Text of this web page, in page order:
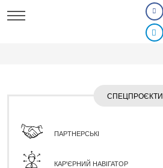
СПЕЦПРОЄКТИ
ПАРТНЕРСЬКІ
КАР'ЄРНИЙ НАВІГАТОР